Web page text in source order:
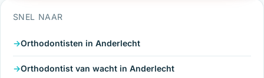
SNEL NAAR
Orthodontisten in Anderlecht
Orthodontist van wacht in Anderlecht